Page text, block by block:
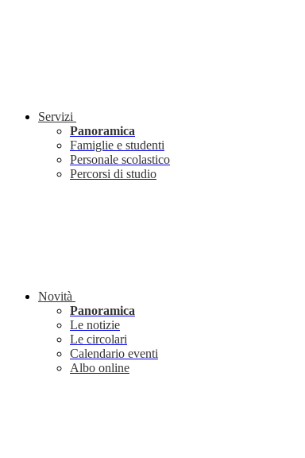
Servizi
Panoramica
Famiglie e studenti
Personale scolastico
Percorsi di studio
Novità
Panoramica
Le notizie
Le circolari
Calendario eventi
Albo online